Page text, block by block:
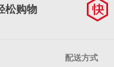
松购物
配送方式